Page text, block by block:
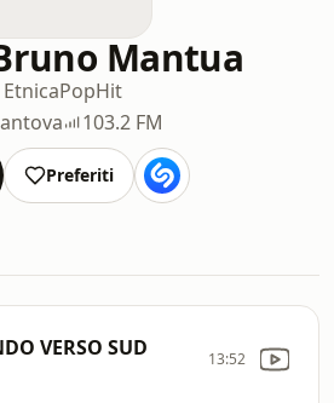
Mantua
EtnicaPopHit
103.2 FM
Preferiti
VERSO SUD 13:52